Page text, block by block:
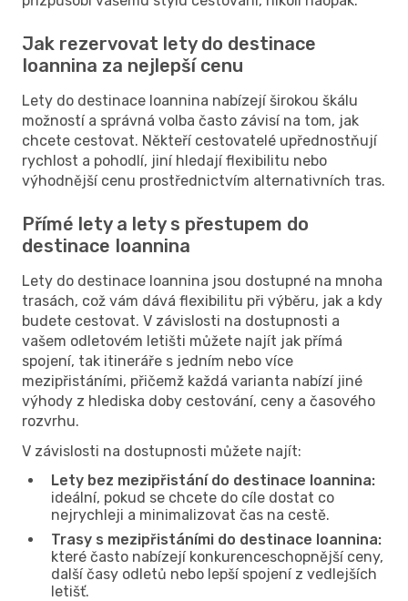
Jak rezervovat lety do destinace
Ioannina za nejlepší cenu
Lety do destinace Ioannina nabízejí širokou škálu
možností a správná volba často závisí na tom, jak
chcete cestovat. Někteří cestovatelé upřednostňují
rychlost a pohodlí, jiní hledají flexibilitu nebo
výhodnější cenu prostřednictvím alternativních tras.
Přímé lety a lety s přestupem do
destinace Ioannina
Lety do destinace Ioannina jsou dostupné na mnoha
trasách, což vám dává flexibilitu při výběru, jak a kdy
budete cestovat. V závislosti na dostupnosti a
vašem odletovém letišti můžete najít jak přímá
spojení, tak itineráře s jedním nebo více
mezipřistáními, přičemž každá varianta nabízí jiné
výhody z hlediska doby cestování, ceny a časového
rozvrhu.
V závislosti na dostupnosti můžete najít:
Lety bez mezipřistání do destinace Ioannina:
ideální, pokud se chcete do cíle dostat co
nejrychleji a minimalizovat čas na cestě.
Trasy s mezipřistáními do destinace Ioannina:
které často nabízejí konkurenceschopnější ceny,
další časy odletů nebo lepší spojení z vedlejších
letišť.